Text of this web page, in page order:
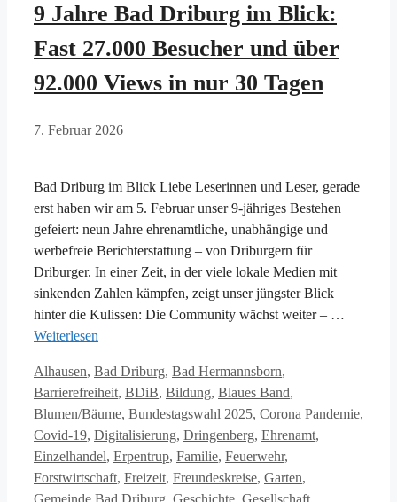
9 Jahre Bad Driburg im Blick:
Fast 27.000 Besucher und über
92.000 Views in nur 30 Tagen
7. Februar 2026
Bad Driburg im Blick Liebe Leserinnen und Leser, gerade
erst haben wir am 5. Februar unser 9-jähriges Bestehen
gefeiert: neun Jahre ehrenamtliche, unabhängige und
werbefreie Berichterstattung – von Driburgern für
Driburger. In einer Zeit, in der viele lokale Medien mit
sinkenden Zahlen kämpfen, zeigt unser jüngster Blick
hinter die Kulissen: Die Community wächst weiter – …
Weiterlesen
Kategorien
Alhausen, Bad Driburg, Bad Hermannsborn,
Barrierefreiheit, BDiB, Bildung, Blaues Band,
Blumen/Bäume, Bundestagswahl 2025, Corona Pandemie,
Covid-19, Digitalisierung, Dringenberg, Ehrenamt,
Einzelhandel, Erpentrup, Familie, Feuerwehr,
Forstwirtschaft, Freizeit, Freundeskreise, Garten,
Gemeinde Bad Driburg, Geschichte, Gesellschaft,